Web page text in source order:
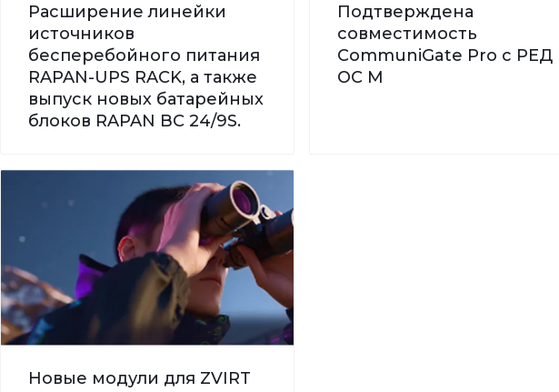
Расширение линейки
источников
бесперебойного питания
RAPAN-UPS RACK, а также
выпуск новых батарейных
блоков RAPAN BC 24/9S.
Подтверждена
совместимость
CommuniGate Pro с РЕД
ОС М
Новые модули для ZVIRT